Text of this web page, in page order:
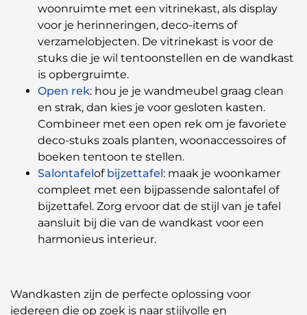
woonruimte met een vitrinekast, als display
voor je herinneringen, deco-items of
verzamelobjecten. De vitrinekast is voor de
stuks die je wil tentoonstellen en de wandkast
is opbergruimte.
Open rek: hou je je wandmeubel graag clean
en strak, dan kies je voor gesloten kasten.
Combineer met een open rek om je favoriete
deco-stuks zoals planten, woonaccessoires of
boeken tentoon te stellen.
Salontafelof bijzettafel: maak je woonkamer
compleet met een bijpassende salontafel of
bijzettafel. Zorg ervoor dat de stijl van je tafel
aansluit bij die van de wandkast voor een
harmonieus interieur.
Wandkasten zijn de perfecte oplossing voor
iedereen die op zoek is naar stijlvolle en